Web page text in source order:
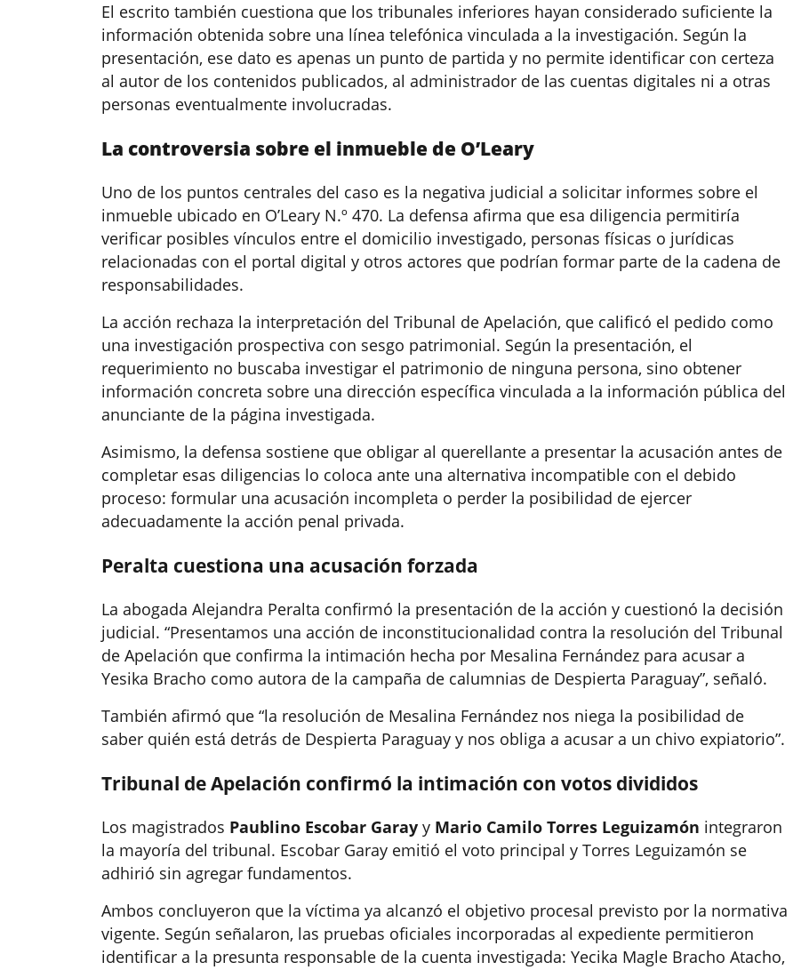
El escrito también cuestiona que los tribunales inferiores hayan considerado suficiente la
información obtenida sobre una línea telefónica vinculada a la investigación. Según la
presentación, ese dato es apenas un punto de partida y no permite identificar con certeza
al autor de los contenidos publicados, al administrador de las cuentas digitales ni a otras
personas eventualmente involucradas.
La controversia sobre el inmueble de O’Leary
Uno de los puntos centrales del caso es la negativa judicial a solicitar informes sobre el
inmueble ubicado en O’Leary N.º 470. La defensa afirma que esa diligencia permitiría
verificar posibles vínculos entre el domicilio investigado, personas físicas o jurídicas
relacionadas con el portal digital y otros actores que podrían formar parte de la cadena de
responsabilidades.
La acción rechaza la interpretación del Tribunal de Apelación, que calificó el pedido como
una investigación prospectiva con sesgo patrimonial. Según la presentación, el
requerimiento no buscaba investigar el patrimonio de ninguna persona, sino obtener
información concreta sobre una dirección específica vinculada a la información pública del
anunciante de la página investigada.
Asimismo, la defensa sostiene que obligar al querellante a presentar la acusación antes de
completar esas diligencias lo coloca ante una alternativa incompatible con el debido
proceso: formular una acusación incompleta o perder la posibilidad de ejercer
adecuadamente la acción penal privada.
Peralta cuestiona una acusación forzada
La abogada Alejandra Peralta confirmó la presentación de la acción y cuestionó la decisión
judicial. “Presentamos una acción de inconstitucionalidad contra la resolución del Tribunal
de Apelación que confirma la intimación hecha por Mesalina Fernández para acusar a
Yesika Bracho como autora de la campaña de calumnias de Despierta Paraguay”, señaló.
También afirmó que “la resolución de Mesalina Fernández nos niega la posibilidad de
saber quién está detrás de Despierta Paraguay y nos obliga a acusar a un chivo expiatorio”.
Tribunal de Apelación confirmó la intimación con votos divididos
Los magistrados Paublino Escobar Garay y Mario Camilo Torres Leguizamón integraron
la mayoría del tribunal. Escobar Garay emitió el voto principal y Torres Leguizamón se
adhirió sin agregar fundamentos.
Ambos concluyeron que la víctima ya alcanzó el objetivo procesal previsto por la normativa
vigente. Según señalaron, las pruebas oficiales incorporadas al expediente permitieron
identificar a la presunta responsable de la cuenta investigada: Yecika Magle Bracho Atacho,